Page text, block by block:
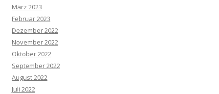
März 2023
Februar 2023
Dezember 2022
November 2022
Oktober 2022
September 2022
August 2022
Juli 2022